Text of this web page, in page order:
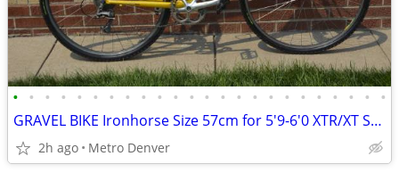
• • • • • • • • • • • • • • • • • • • • • • • •
GRAVEL BIKE Ironhorse Size 57cm for 5'9-6'0 XTR/XT Shimano TUNED UP!
2h ago Metro Denver